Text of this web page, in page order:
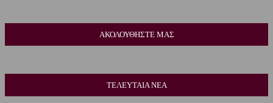
ΑΚΟΛΟΥΘΗΣΤΕ ΜΑΣ
ΤΕΛΕΥΤΑΙΑ ΝΕΑ